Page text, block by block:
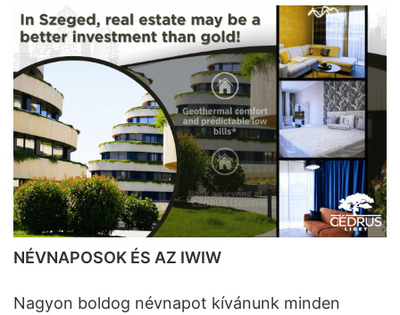
NÉVNAPOSOK ÉS AZ IWIW
Nagyon boldog névnapot kívánunk minden